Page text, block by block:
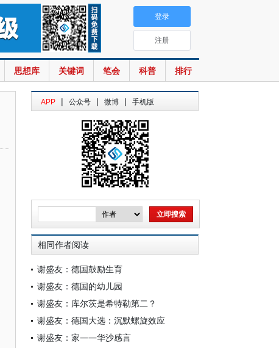
思想库 关键词 笔会 科普 排行
登录
注册
APP | 公众号 | 微博 | 手机版
相同作者阅读
谢盛友：德国鼓励生育
谢盛友：德国的幼儿园
谢盛友：库尔茨是希特勒第二？
谢盛友：德国大选：沉默螺旋效应
谢盛友：家——华沙感言